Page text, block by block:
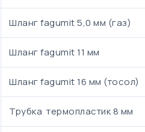
Шланг fagumit 5,0 мм (газ)
Шланг fagumit 11 мм
Шланг fagumit 16 мм (тосол)
Трубка термопластик 8 мм